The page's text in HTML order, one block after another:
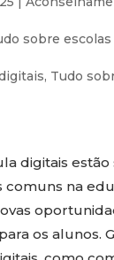
sobre
, Tudo
digitais
comuns na
os alunos.